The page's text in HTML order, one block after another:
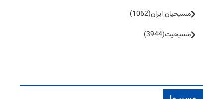
مسیحیان ایران(1062)
مسیحیت(3944)